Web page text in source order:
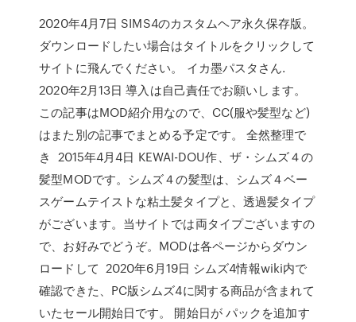
2020年4月7日 SIMS4のカスタムヘア永久保存版。
ダウンロードしたい場合はタイトルをクリックして
サイトに飛んでください。 イカ墨パスタさん.
2020年2月13日 導入は自己責任でお願いします。
この記事はMOD紹介用なので、CC(服や髪型など)
はまた別の記事でまとめる予定です。 全然整理で
き 2015年4月4日 KEWAI-DOU作、ザ・シムズ４の
髪型MODです。シムズ４の髪型は、シムズ４ベー
スゲームテイストな粘土髪タイプと、透過髪タイプ
がございます。当サイトでは両タイプございますの
で、お好みでどうぞ。MODは各ページからダウン
ロードして 2020年6月19日 シムズ4情報wiki内で
確認できた、PC版シムズ4に関する商品が含まれて
いたセール開始日です。 開始日が パックを追加す